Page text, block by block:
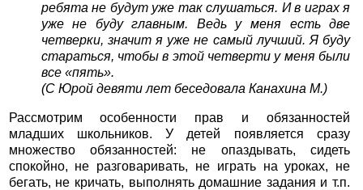
ребята не будут уже так слушаться. И в играх я
уже не буду главным. Ведь у меня есть две
четверки, значит я уже не самый лучший. Я буду
стараться, чтобы в этой четверти у меня были
все «пять».
(С Юрой девяти лет беседовала Канахина М.)
Рассмотрим особенности прав и обязанностей
младших школьников. У детей появляется сразу
множество обязанностей: не опаздывать, сидеть
спокойно, не разговаривать, не играть на уроках, не
бегать, не кричать, выполнять домашние задания и т.п.